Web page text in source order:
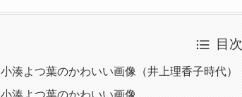
目次
小湊よつ葉のかわいい画像（井上理香子時代）
小湊よつ葉のかわいい画像